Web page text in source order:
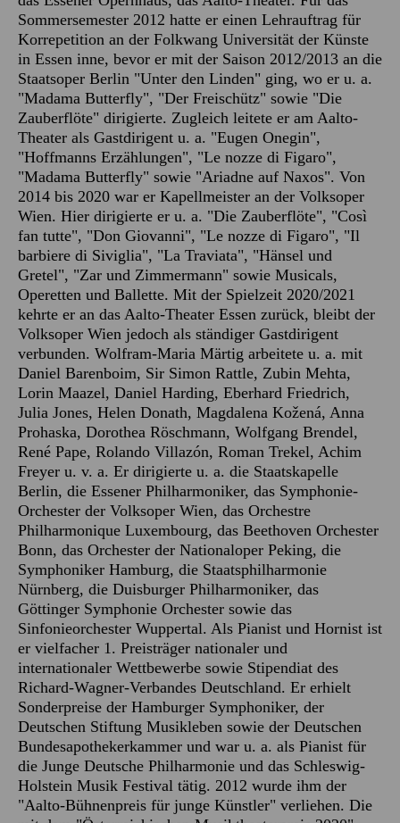
Sommersemester 2012 hatte er einen Lehrauftrag für
Korrepetition an der Folkwang Universität der Künste
in Essen inne, bevor er mit der Saison 2012/2013 an die
Staatsoper Berlin "Unter den Linden" ging, wo er u. a.
"Madama Butterfly", "Der Freischütz" sowie "Die
Zauberflöte" dirigierte. Zugleich leitete er am Aalto-
Theater als Gastdirigent u. a. "Eugen Onegin",
"Hoffmanns Erzählungen", "Le nozze di Figaro",
"Madama Butterfly" sowie "Ariadne auf Naxos". Von
2014 bis 2020 war er Kapellmeister an der Volksoper
Wien. Hier dirigierte er u. a. "Die Zauberflöte", "Così
fan tutte", "Don Giovanni", "Le nozze di Figaro", "Il
barbiere di Siviglia", "La Traviata", "Hänsel und
Gretel", "Zar und Zimmermann" sowie Musicals,
Operetten und Ballette. Mit der Spielzeit 2020/2021
kehrte er an das Aalto-Theater Essen zurück, bleibt der
Volksoper Wien jedoch als ständiger Gastdirigent
verbunden. Wolfram-Maria Märtig arbeitete u. a. mit
Daniel Barenboim, Sir Simon Rattle, Zubin Mehta,
Lorin Maazel, Daniel Harding, Eberhard Friedrich,
Julia Jones, Helen Donath, Magdalena Kožená, Anna
Prohaska, Dorothea Röschmann, Wolfgang Brendel,
René Pape, Rolando Villazón, Roman Trekel, Achim
Freyer u. v. a. Er dirigierte u. a. die Staatskapelle
Berlin, die Essener Philharmoniker, das Symphonie-
Orchester der Volksoper Wien, das Orchestre
Philharmonique Luxembourg, das Beethoven Orchester
Bonn, das Orchester der Nationaloper Peking, die
Symphoniker Hamburg, die Staatsphilharmonie
Nürnberg, die Duisburger Philharmoniker, das
Göttinger Symphonie Orchester sowie das
Sinfonieorchester Wuppertal. Als Pianist und Hornist ist
er vielfacher 1. Preisträger nationaler und
internationaler Wettbewerbe sowie Stipendiat des
Richard-Wagner-Verbandes Deutschland. Er erhielt
Sonderpreise der Hamburger Symphoniker, der
Deutschen Stiftung Musikleben sowie der Deutschen
Bundesapothekerkammer und war u. a. als Pianist für
die Junge Deutsche Philharmonie und das Schleswig-
Holstein Musik Festival tätig. 2012 wurde ihm der
"Aalto-Bühnenpreis für junge Künstler" verliehen. Die